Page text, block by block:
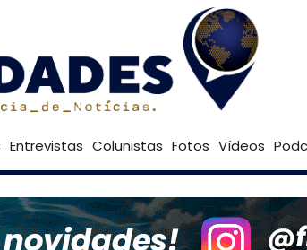
Goiânia 33º Brasília
Entrevistas Colunistas Fotos Vídeos